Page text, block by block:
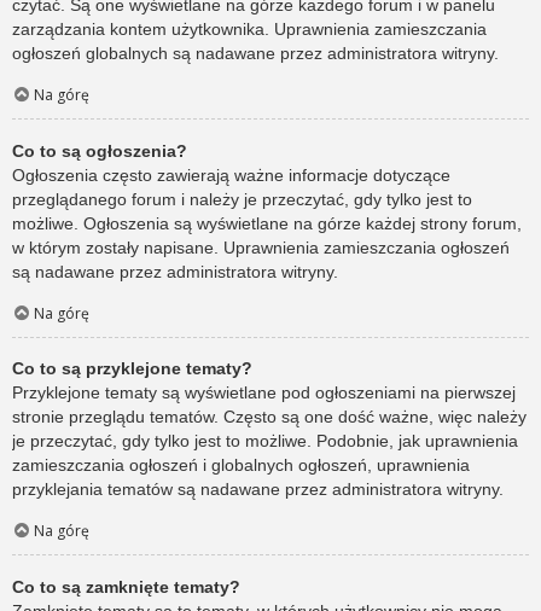
czytać. Są one wyświetlane na górze każdego forum i w panelu
zarządzania kontem użytkownika. Uprawnienia zamieszczania
ogłoszeń globalnych są nadawane przez administratora witryny.
Na górę
Co to są ogłoszenia?
Ogłoszenia często zawierają ważne informacje dotyczące
przeglądanego forum i należy je przeczytać, gdy tylko jest to
możliwe. Ogłoszenia są wyświetlane na górze każdej strony forum,
w którym zostały napisane. Uprawnienia zamieszczania ogłoszeń
są nadawane przez administratora witryny.
Na górę
Co to są przyklejone tematy?
Przyklejone tematy są wyświetlane pod ogłoszeniami na pierwszej
stronie przeglądu tematów. Często są one dość ważne, więc należy
je przeczytać, gdy tylko jest to możliwe. Podobnie, jak uprawnienia
zamieszczania ogłoszeń i globalnych ogłoszeń, uprawnienia
przyklejania tematów są nadawane przez administratora witryny.
Na górę
Co to są zamknięte tematy?